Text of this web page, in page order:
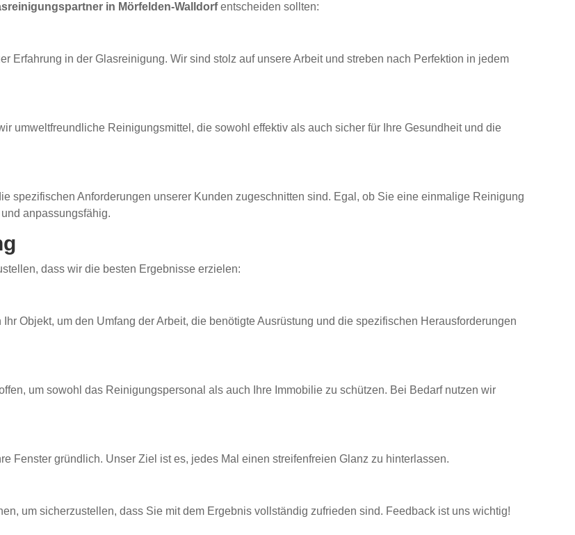
in Mörfelden-Walldorfentscheiden sollten:
Erfahrung in der Glasreinigung. Wir sind stolz auf unsere Arbeit und streben nach Perfektion in jedem
umweltfreundliche Reinigungsmittel, die sowohl effektiv als auch sicher für Ihre Gesundheit und die
spezifischen Anforderungen unserer Kunden zugeschnitten sind. Egal, ob Sie eine einmalige Reinigung
anpassungsfähig.
dass wir die besten Ergebnisse erzielen:
Objekt, um den Umfang der Arbeit, die benötigte Ausrüstung und die spezifischen Herausforderungen
um sowohl das Reinigungspersonal als auch Ihre Immobilie zu schützen. Bei Bedarf nutzen wir
Fenster gründlich. Unser Ziel ist es, jedes Mal einen streifenfreien Glanz zu hinterlassen.
um sicherzustellen, dass Sie mit dem Ergebnis vollständig zufrieden sind. Feedback ist uns wichtig!